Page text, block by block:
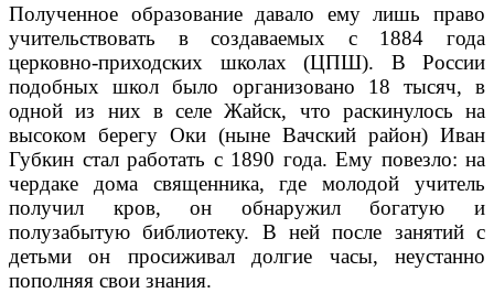
Полученное образование давало ему лишь право
учительствовать в создаваемых с 1884 года
церковно-приходских школах (ЦПШ). В России
подобных школ было организовано 18 тысяч, в
одной из них в селе Жайск, что раскинулось на
высоком берегу Оки (ныне Вачский район) Иван
Губкин стал работать с 1890 года. Ему повезло: на
чердаке дома священника, где молодой учитель
получил кров, он обнаружил богатую и
полузабытую библиотеку. В ней после занятий с
детьми он просиживал долгие часы, неустанно
пополняя свои знания.